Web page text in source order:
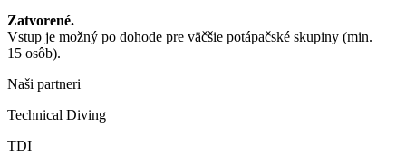
Zatvorené.
Vstup je možný po dohode pre väčšie potápačské skupiny (min.
15 osôb).
Naši partneri
Technical Diving
TDI